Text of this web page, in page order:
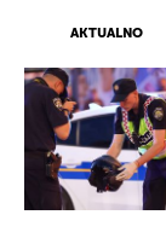
AKTUALNO